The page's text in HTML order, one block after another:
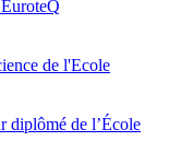
de l'Ecole
diplômé de l’École